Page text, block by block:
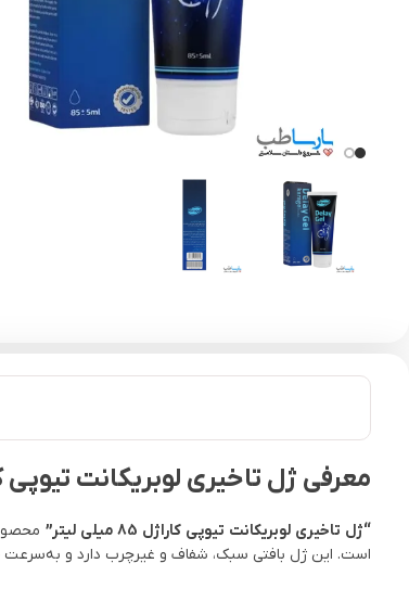
معرفی ژل تاخیری لوبریکانت تیوپی کاراژل 85
“ژل تاخیری لوبریکانت تیوپی کاراژل 85 میلی لیتر”
است. این ژل بافتی سبک، شفاف و غیرچرب دارد و